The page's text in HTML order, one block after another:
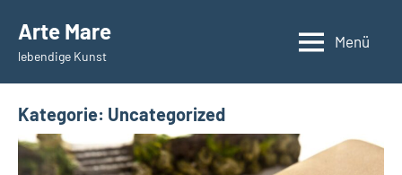
Inhalt
springen
Arte Mare
lebendige Kunst
Menü
Kategorie: Uncategorized